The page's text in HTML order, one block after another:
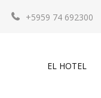
+5959 74 692300
EL HOTEL